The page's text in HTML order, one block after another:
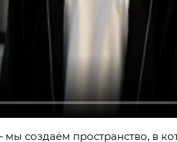
создаём пространство, в